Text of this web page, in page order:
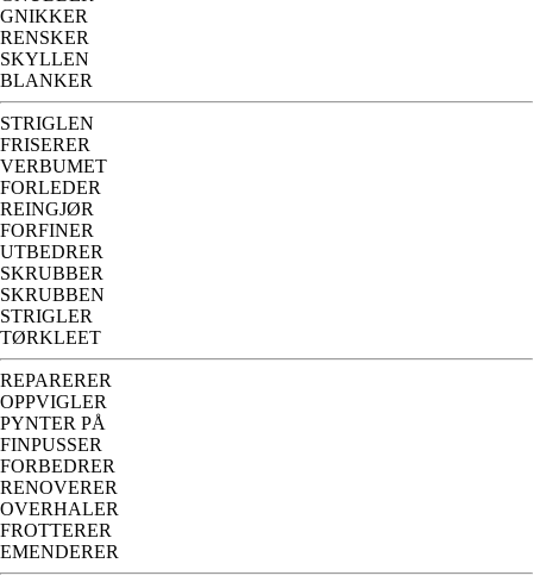
GNIKKER
RENSKER
SKYLLEN
BLANKER
STRIGLEN
FRISERER
VERBUMET
FORLEDER
REINGJØR
FORFINER
UTBEDRER
SKRUBBER
SKRUBBEN
STRIGLER
TØRKLEET
REPARERER
OPPVIGLER
PYNTER PÅ
FINPUSSER
FORBEDRER
RENOVERER
OVERHALER
FROTTERER
EMENDERER